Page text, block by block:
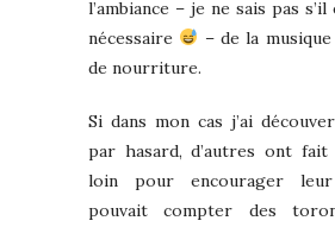
l’ambiance – je ne sais pas
nécessaire
– de la
de nourriture.
Si dans mon cas j’ai
par hasard, d’autres ont
loin pour encourager
pouvait compter des